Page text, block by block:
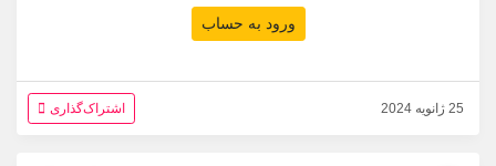
ورود به حساب
25 ژانویه 2024 اشتراک‌گذاری